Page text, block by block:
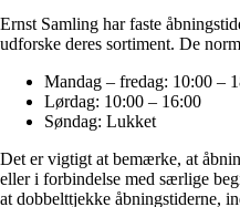
Ernst Samling har faste
udforske deres sortiment. De
Mandag – fredag: 10:00 –
Lørdag: 10:00 – 16:00
Søndag: Lukket
Det er vigtigt at bemærke, at
eller i forbindelse med særlige
at dobbelttjekke åbningstiderne,